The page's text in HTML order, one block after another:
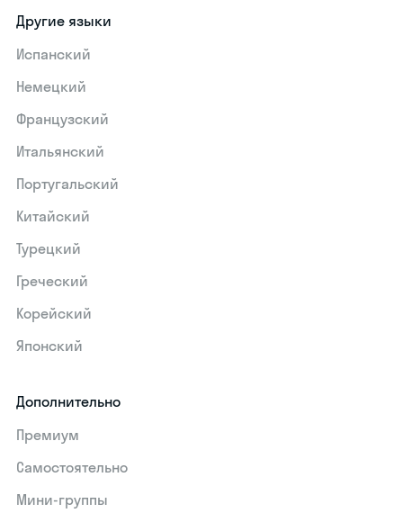
Другие языки
Испанский
Немецкий
Французский
Итальянский
Португальский
Китайский
Турецкий
Греческий
Корейский
Японский
Дополнительно
Премиум
Самостоятельно
Мини-группы